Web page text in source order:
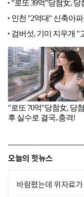
오늘의 핫뉴스
바람폈는데 위자료